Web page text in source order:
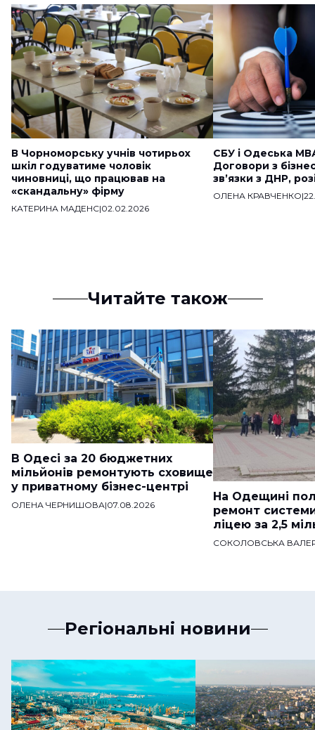
В Чорноморську учнів чотирьох
шкіл годуватиме чоловік
чиновниці, що працював на
«скандальну» фірму
КАТЕРИНА МАДЕНС|02.02.2026
СБУ і Одеська
Договори з
звʼязки з ДНР,
ОЛЕНА КРАВЧЕНКО|
Читайте також
В Одесі за 20 бюджетних
мільйонів ремонтують сховище
у приватному бізнес-центрі
ОЛЕНА ЧЕРНИШОВА|07.08.2026
На Одещині
ремонт
ліцею за 2,5
СОКОЛОВСЬКА
Регіональні новини